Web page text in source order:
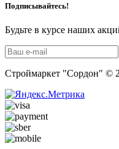
Подписывайтесь!
Будьте в курсе наших
Строймаркет "Сордон" ©